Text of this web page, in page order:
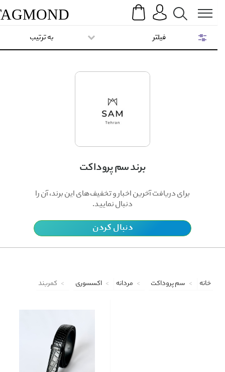
Search
TAGMOND
برند سم پروداکت
برای دریافت آخرین اخبار و تخفیف‌های این برند، آن را
دنبال نمایید.
دنبال کردن
به ترتیب
خانه سم پروداکت مردانه اکسسوری کمربند
فیلتر